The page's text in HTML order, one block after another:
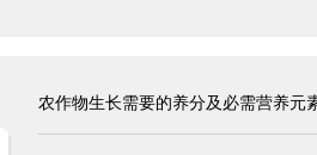
农作物生长需要的养分及必需营养元